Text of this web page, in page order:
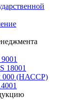
18001
000 (НАССР)